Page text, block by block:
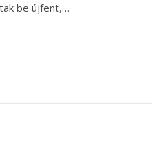
be újfent,…